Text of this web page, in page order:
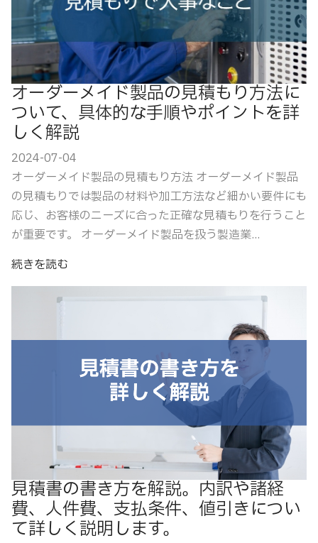
オーダーメイド製品の見積もり方法に
ついて、具体的な手順やポイントを詳
しく解説
2024-07-04
オーダーメイド製品の見積もり方法 オーダーメイド製品
の見積もりでは製品の材料や加工方法など細かい要件にも
応じ、お客様のニーズに合った正確な見積もりを行うこと
が重要です。 オーダーメイド製品を扱う製造業...
続きを読む
見積書の書き方を解説。内訳や諸経
費、人件費、支払条件、値引きについ
て詳しく説明します。